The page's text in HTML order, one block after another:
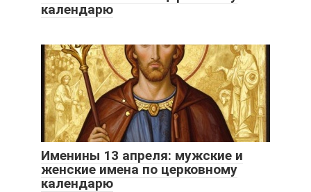
календарю
Именины 13 апреля: мужские и
женские имена по церковному
календарю